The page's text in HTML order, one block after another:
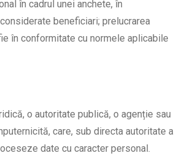
în cadrul unei anchete, în
beneficiari; prelucrarea
în conformitate cu normele aplicabile
o autoritate publică, o agenție sau
care, sub directa autoritate a
date cu caracter personal.